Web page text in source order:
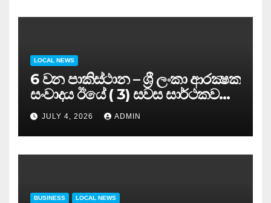
LOCAL NEWS
6 වන පාකිස්ථාන – ශ්‍රී ලංකා ආරක්‍ෂක
සංවාදය ඊයේ ( 3) සවස සාර්ථකව
අවසන් කරයි..
JULY 4, 2026 ADMIN
BUSINESS LOCAL NEWS